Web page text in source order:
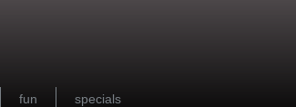
fun specials